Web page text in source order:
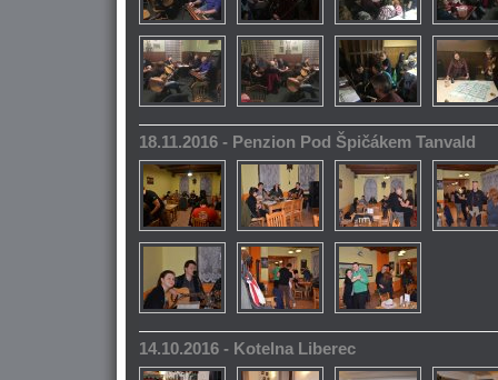
18.11.2016 - Penzion Pod Špičákem Tanvald
14.10.2016 - Kotelna Liberec